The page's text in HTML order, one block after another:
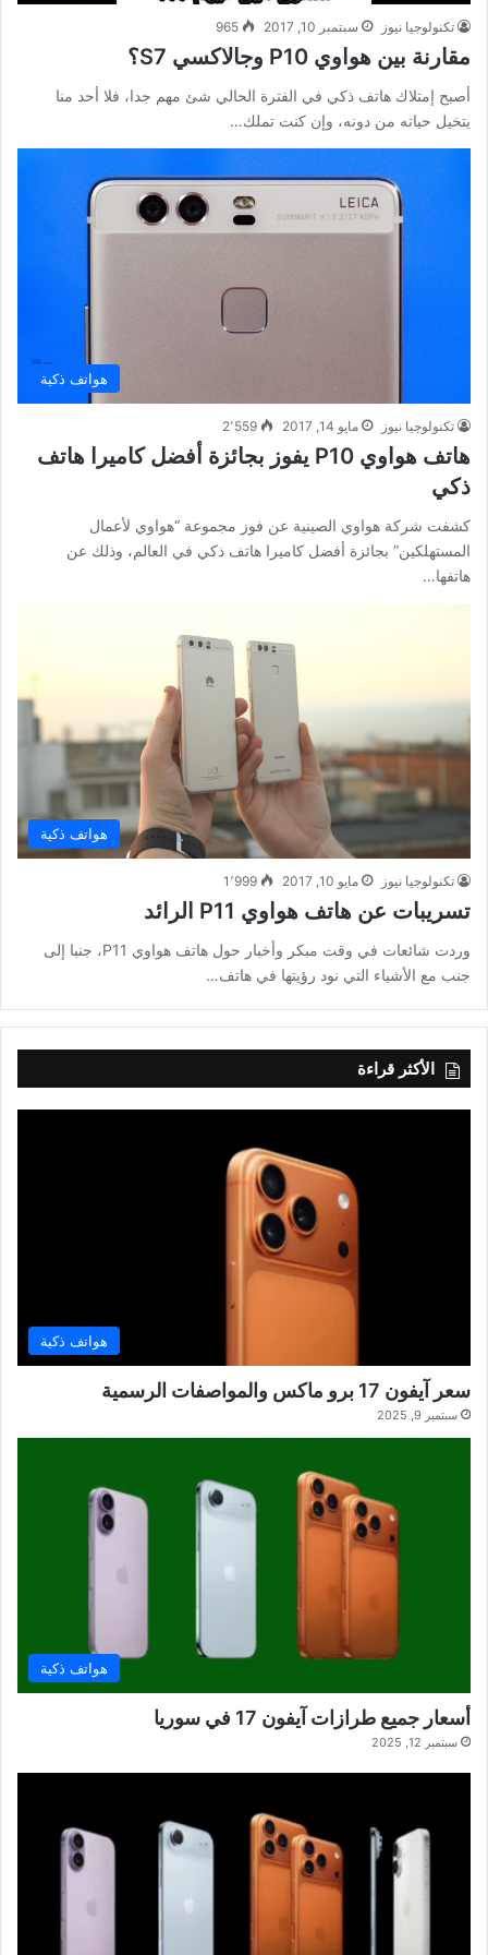
تكنولوجيا نيوز سبتمبر 10, 2017 965
مقارنة بين هواوي P10 وجالاكسي S7؟
أصبح إمتلاك هاتف ذكي في الفترة الحالي شئ مهم جدا، فلا أحد منا
يتخيل حياته من دونه، وإن كنت تملك…
هواتف ذكية
تكنولوجيا نيوز مايو 14, 2017 2٬559
هاتف هواوي P10 يفوز بجائزة أفضل كاميرا هاتف
ذكي
كشفت شركة هواوي الصينية عن فوز مجموعة “هواوي لأعمال
المستهلكين” بجائزة أفضل كاميرا هاتف ذكي في العالم، وذلك عن
هاتفها…
هواتف ذكية
تكنولوجيا نيوز مايو 10, 2017 1٬999
تسريبات عن هاتف هواوي P11 الرائد
وردت شائعات في وقت مبكر وأخبار حول هاتف هواوي P11، جنبا إلى
جنب مع الأشياء التي نود رؤيتها في هاتف…
الأكثر قراءة
هواتف ذكية
سعر آيفون 17 برو ماكس والمواصفات الرسمية
سبتمبر 9, 2025
هواتف ذكية
أسعار جميع طرازات آيفون 17 في سوريا
سبتمبر 12, 2025